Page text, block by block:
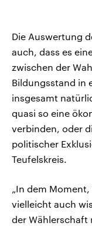
Die Auswertung
auch, dass es
zwischen der
Bildungsstand in
insgesamt
quasi so eine
verbinden, oder
politischer
Teufelskreis.
„In dem Moment,
vielleicht auch
der Wählerschaft